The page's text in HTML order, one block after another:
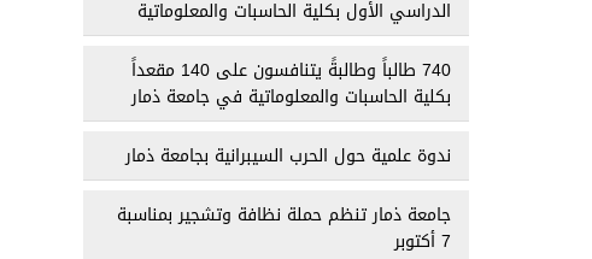
الدراسي الأول بكلية الحاسبات والمعلوماتية
740 طالباً وطالبةً يتنافسون على 140 مقعداً
بكلية الحاسبات والمعلوماتية في جامعة ذمار
ندوة علمية حول الحرب السيبرانية بجامعة ذمار
جامعة ذمار تنظم حملة نظافة وتشجير بمناسبة
7 أكتوبر